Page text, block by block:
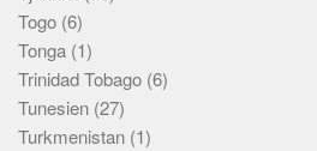
Togo (6)
Tonga (1)
Trinidad Tobago (6)
Tunesien (27)
Turkmenistan (1)